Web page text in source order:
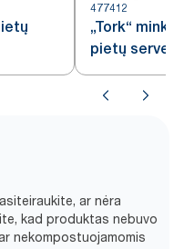
477412
„Tork“
pietų
ar nėra
kad produktas nebuvo
nekompostuojamomis